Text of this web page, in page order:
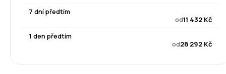
7 dní předtím
od11 432 Kč
1 den předtím
od28 292 Kč